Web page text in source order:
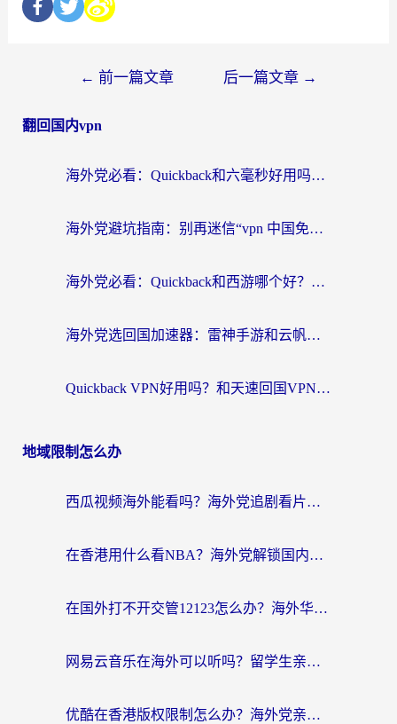
← 前一篇文章 后一篇文章 →
翻回国内vpn
海外党必看：Quickback和六毫秒好用吗？3步选对回国加速器，无缝刷国内剧玩游戏
海外党避坑指南：别再迷信“vpn 中国免费”，选对回国加速器才能无缝刷国内资源
海外党必看：Quickback和西游哪个好？3个维度教你选对回国加速器
海外党选回国加速器：雷神手游和云帆哪个好？附3组对比+避坑指南
Quickback VPN好用吗？和天速回国VPN对比哪个回国效果更好？海外党必看的真实体验指南
地域限制怎么办
西瓜视频海外能看吗？海外党追剧看片的终极解决方案来了
在香港用什么看NBA？海外党解锁国内体育直播的终极攻略
在国外打不开交管12123怎么办？海外华人必看的回国加速全攻略
网易云音乐在海外可以听吗？留学生亲测有效的回国加速方案
优酷在香港版权限制怎么办？海外党亲测有效的追剧加速方案